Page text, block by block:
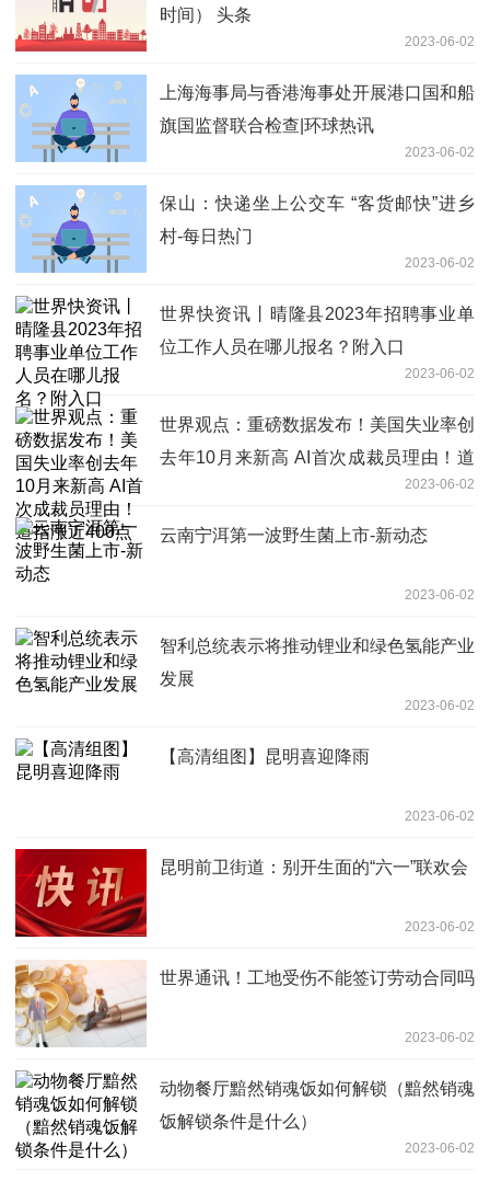
时间） 头条
2023-06-02
上海海事局与香港海事处开展港口国和船
旗国监督联合检查|环球热讯
2023-06-02
保山：快递坐上公交车 “客货邮快”进乡
村-每日热门
2023-06-02
世界快资讯丨晴隆县2023年招聘事业单
位工作人员在哪儿报名？附入口
2023-06-02
世界观点：重磅数据发布！美国失业率创
去年10月来新高 AI首次成裁员理由！道
2023-06-02
云南宁洱第一波野生菌上市-新动态
2023-06-02
智利总统表示将推动锂业和绿色氢能产业
发展
2023-06-02
【高清组图】昆明喜迎降雨
2023-06-02
昆明前卫街道：别开生面的“六一”联欢会
2023-06-02
世界通讯！工地受伤不能签订劳动合同吗
2023-06-02
动物餐厅黯然销魂饭如何解锁（黯然销魂
饭解锁条件是什么）
2023-06-02